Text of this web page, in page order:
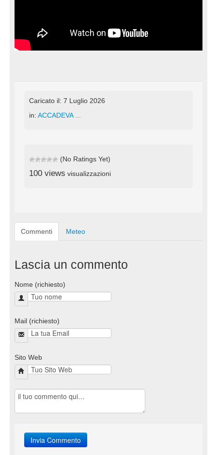
Caricato il: 7 Luglio 2026
in: ACCADEVA ...
(No Ratings Yet)
100 views visualizzazioni
Commenti Meteo
Lascia un commento
Nome (richiesto)
Mail (richiesto)
Sito Web